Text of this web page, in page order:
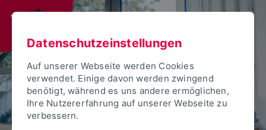
Datenschutzeinstellungen
Auf unserer Webseite werden Cookies
verwendet. Einige davon werden zwingend
benötigt, während es uns andere ermöglichen,
Ihre Nutzererfahrung auf unserer Webseite zu
verbessern.